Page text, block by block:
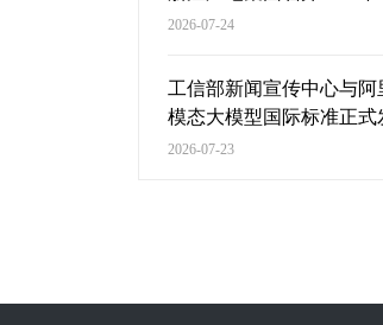
2026-07-24
工信部新闻宣传中心与
模态大模型国际标准正式
2026-07-23